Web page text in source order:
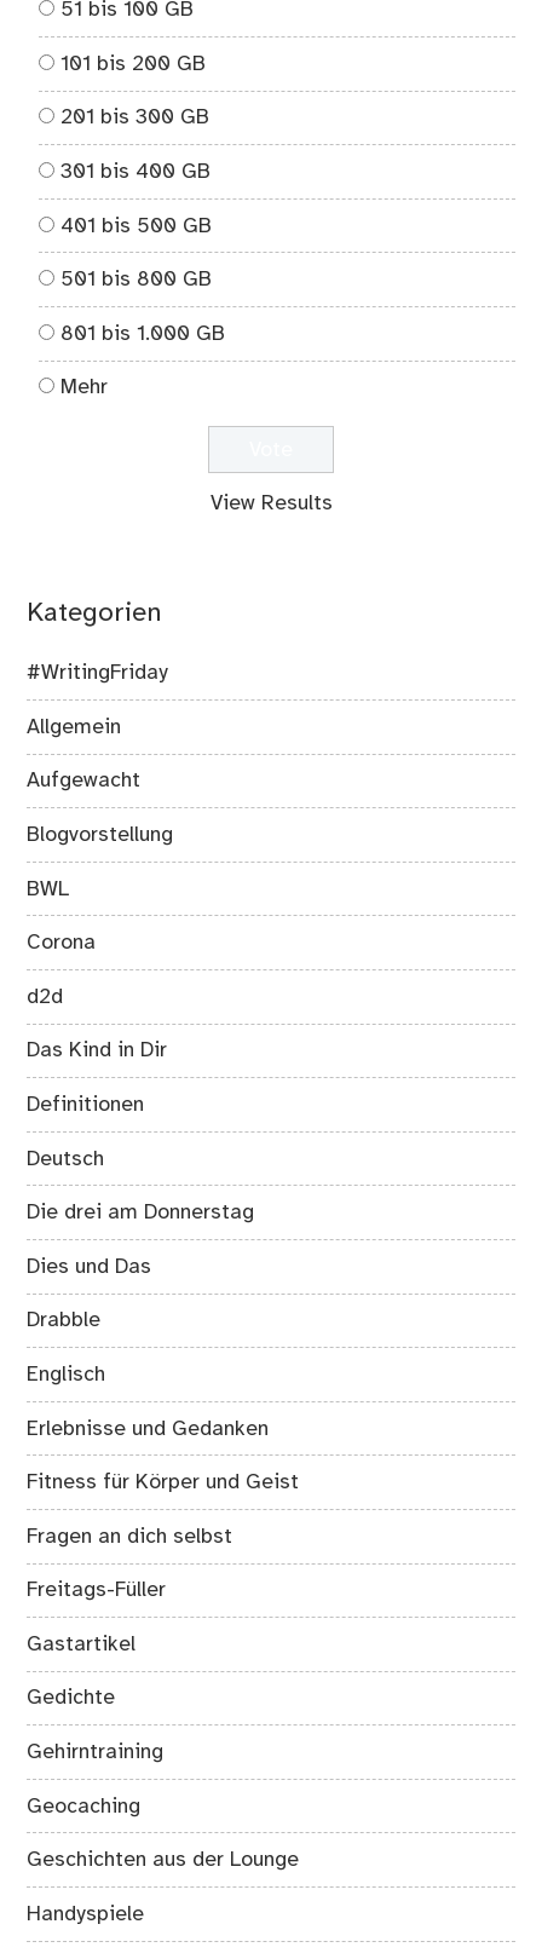
51 bis 100 GB
101 bis 200 GB
201 bis 300 GB
301 bis 400 GB
401 bis 500 GB
501 bis 800 GB
801 bis 1.000 GB
Mehr
View Results
Kategorien
#WritingFriday
Allgemein
Aufgewacht
Blogvorstellung
BWL
Corona
d2d
Das Kind in Dir
Definitionen
Deutsch
Die drei am Donnerstag
Dies und Das
Drabble
Englisch
Erlebnisse und Gedanken
Fitness für Körper und Geist
Fragen an dich selbst
Freitags-Füller
Gastartikel
Gedichte
Gehirntraining
Geocaching
Geschichten aus der Lounge
Handyspiele